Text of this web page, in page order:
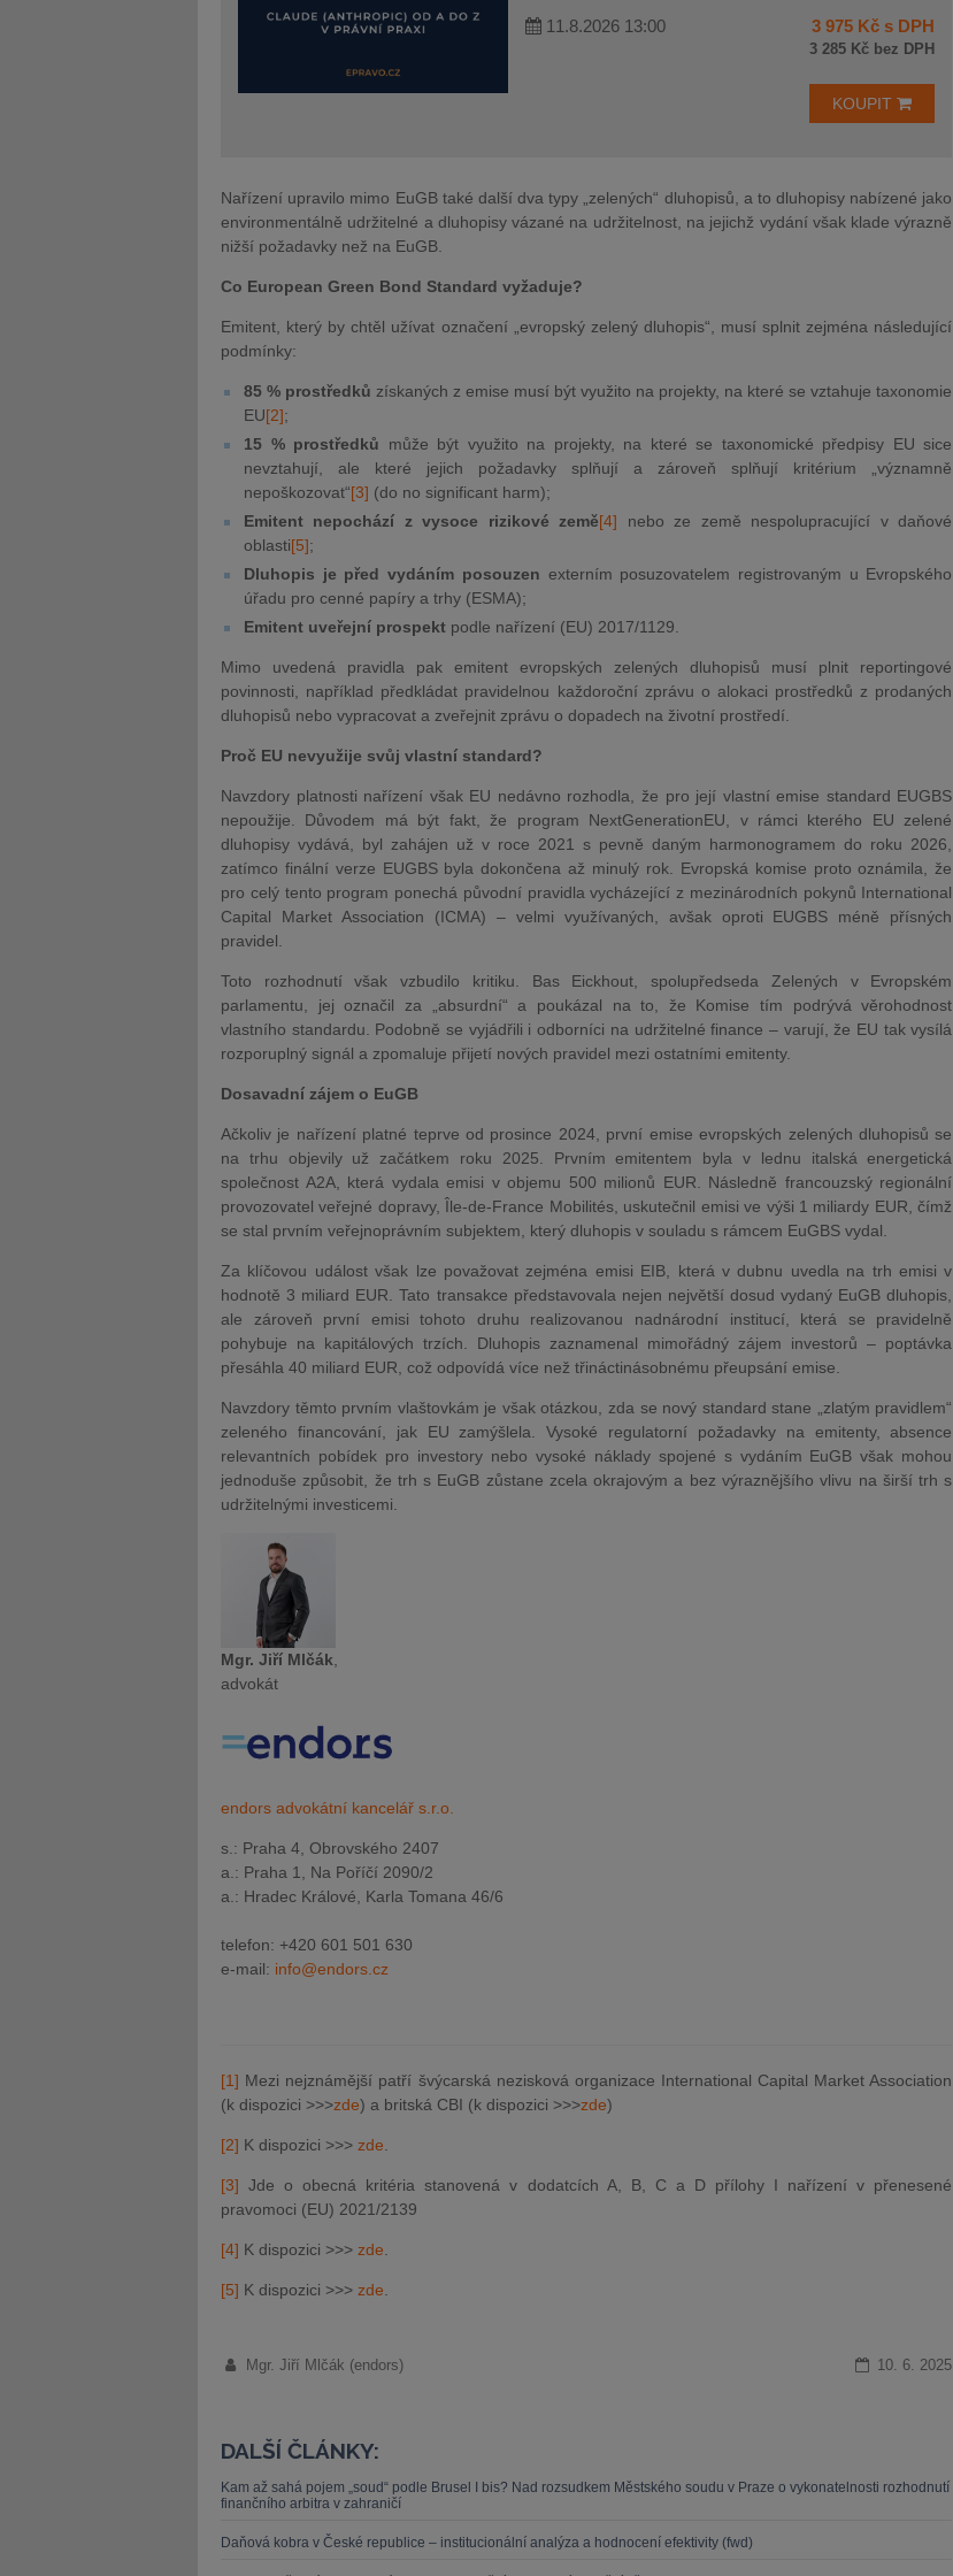
11.8.2026 13:00 3 975 Kč s DPH
3 285 Kč bez DPH
KOUPIT
Nařízení upravilo mimo EuGB také další dva typy „zelených“ dluhopisů, a to dluhopisy nabízené jako
environmentálně udržitelné a dluhopisy vázané na udržitelnost, na jejichž vydání však klade výrazně
nižší požadavky než na EuGB.
Co European Green Bond Standard vyžaduje?
Emitent, který by chtěl užívat označení „evropský zelený dluhopis“, musí splnit zejména následující
podmínky:
85 % prostředků získaných z emise musí být využito na projekty, na které se vztahuje taxonomie
EU[2];
15 % prostředků může být využito na projekty, na které se taxonomické předpisy EU sice
nevztahují, ale které jejich požadavky splňují a zároveň splňují kritérium „významně
nepoškozovat“[3] (do no significant harm);
Emitent nepochází z vysoce rizikové země[4] nebo ze země nespolupracující v daňové
oblasti[5];
Dluhopis je před vydáním posouzen externím posuzovatelem registrovaným u Evropského
úřadu pro cenné papíry a trhy (ESMA);
Emitent uveřejní prospekt podle nařízení (EU) 2017/1129.
Mimo uvedená pravidla pak emitent evropských zelených dluhopisů musí plnit reportingové
povinnosti, například předkládat pravidelnou každoroční zprávu o alokaci prostředků z prodaných
dluhopisů nebo vypracovat a zveřejnit zprávu o dopadech na životní prostředí.
Proč EU nevyužije svůj vlastní standard?
Navzdory platnosti nařízení však EU nedávno rozhodla, že pro její vlastní emise standard EUGBS
nepoužije. Důvodem má být fakt, že program NextGenerationEU, v rámci kterého EU zelené
dluhopisy vydává, byl zahájen už v roce 2021 s pevně daným harmonogramem do roku 2026,
zatímco finální verze EUGBS byla dokončena až minulý rok. Evropská komise proto oznámila, že
pro celý tento program ponechá původní pravidla vycházející z mezinárodních pokynů International
Capital Market Association (ICMA) – velmi využívaných, avšak oproti EUGBS méně přísných
pravidel.
Toto rozhodnutí však vzbudilo kritiku. Bas Eickhout, spolupředseda Zelených v Evropském
parlamentu, jej označil za „absurdní“ a poukázal na to, že Komise tím podrývá věrohodnost
vlastního standardu. Podobně se vyjádřili i odborníci na udržitelné finance – varují, že EU tak vysílá
rozporuplný signál a zpomaluje přijetí nových pravidel mezi ostatními emitenty.
Dosavadní zájem o EuGB
Ačkoliv je nařízení platné teprve od prosince 2024, první emise evropských zelených dluhopisů se
na trhu objevily už začátkem roku 2025. Prvním emitentem byla v lednu italská energetická
společnost A2A, která vydala emisi v objemu 500 milionů EUR. Následně francouzský regionální
provozovatel veřejné dopravy, Île-de-France Mobilités, uskutečnil emisi ve výši 1 miliardy EUR, čímž
se stal prvním veřejnoprávním subjektem, který dluhopis v souladu s rámcem EuGBS vydal.
Za klíčovou událost však lze považovat zejména emisi EIB, která v dubnu uvedla na trh emisi v
hodnotě 3 miliard EUR. Tato transakce představovala nejen největší dosud vydaný EuGB dluhopis,
ale zároveň první emisi tohoto druhu realizovanou nadnárodní institucí, která se pravidelně
pohybuje na kapitálových trzích. Dluhopis zaznamenal mimořádný zájem investorů – poptávka
přesáhla 40 miliard EUR, což odpovídá více než třináctinásobnému přeupsání emise.
Navzdory těmto prvním vlaštovkám je však otázkou, zda se nový standard stane „zlatým pravidlem“
zeleného financování, jak EU zamýšlela. Vysoké regulatorní požadavky na emitenty, absence
relevantních pobídek pro investory nebo vysoké náklady spojené s vydáním EuGB však mohou
jednoduše způsobit, že trh s EuGB zůstane zcela okrajovým a bez výraznějšího vlivu na širší trh s
udržitelnými investicemi.
Mgr. Jiří Mlčák
advokát
endors advokátní kancelář s.r.o.
s.: Praha 4, Obrovského 2407
a.: Praha 1, Na Poříčí 2090/2
a.: Hradec Králové, Karla Tomana 46/6
telefon: +420 601 501 630
e-mail: info@endors.cz
[1] Mezi nejznámější patří švýcarská nezisková organizace International Capital Market Association
(k dispozici >>>zde) a britská CBI (k dispozici >>>zde)
[2] K dispozici >>> zde.
[3] Jde o obecná kritéria stanovená v dodatcích A, B, C a D přílohy I nařízení v přenesené
pravomoci (EU) 2021/2139
[4] K dispozici >>> zde.
[5] K dispozici >>> zde.
Mgr. Jiří Mlčák (endors) 10. 6. 2025
DALŠÍ ČLÁNKY:
Kam až sahá pojem „soud“ podle Brusel I bis? Nad rozsudkem Městského soudu v Praze o vykonatelnosti rozhodnutí
finančního arbitra v zahraničí
Daňová kobra v České republice – institucionální analýza a hodnocení efektivity (fwd)